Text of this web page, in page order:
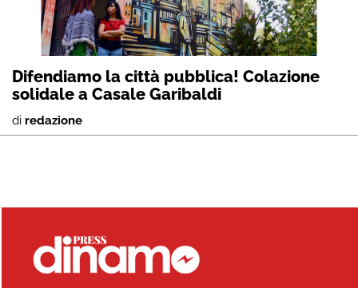
Difendiamo la città pubblica! Colazione
solidale a Casale Garibaldi
di redazione